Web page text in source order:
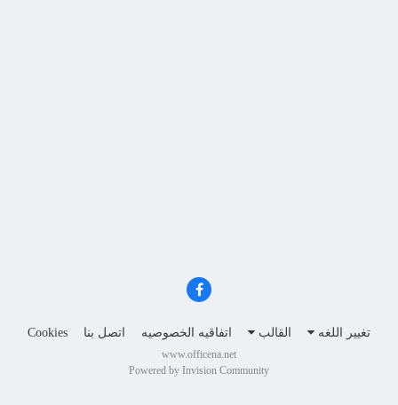
تغيير اللغه القالب اتفاقيه الخصوصيه اتصل بنا Cookies
www.officena.net
Powered by Invision Community